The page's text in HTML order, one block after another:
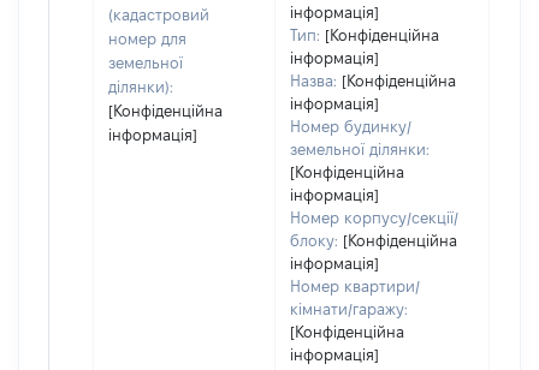
(кадастровий
номер для
земельної
ділянки):
[Конфіденційна
інформація]
інформація]
Тип: [Конфіденційна
інформація]
Назва: [Конфіденційна
інформація]
Номер будинку/
земельної ділянки:
[Конфіденційна
інформація]
Номер корпусу/секції/
блоку: [Конфіденційна
інформація]
Номер квартири/
кімнати/гаражу:
[Конфіденційна
інформація]